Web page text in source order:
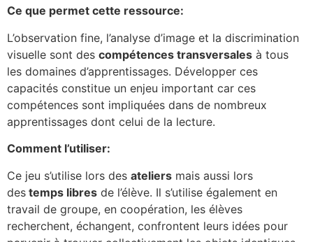
Ce que permet cette ressource:
L’observation fine, l’analyse d’image et la discrimination
visuelle sont des compétences transversales à tous
les domaines d’apprentissages. Développer ces
capacités constitue un enjeu important car ces
compétences sont impliquées dans de nombreux
apprentissages dont celui de la lecture.
Comment l’utiliser:
Ce jeu s’utilise lors des ateliers mais aussi lors
des temps libres de l’élève. Il s’utilise également en
travail de groupe, en coopération, les élèves
recherchent, échangent, confrontent leurs idées pour